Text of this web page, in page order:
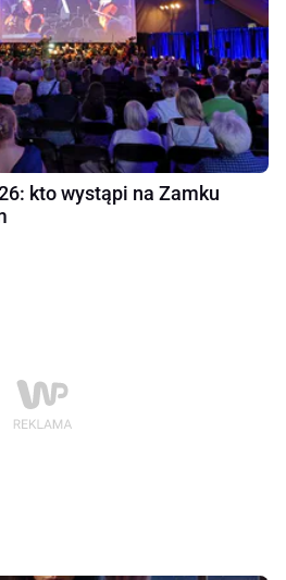
kto wystąpi na Zamku